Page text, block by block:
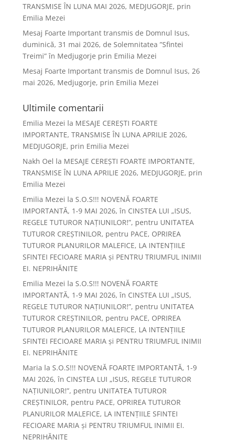
TRANSMISE ÎN LUNA MAI 2026, MEDJUGORJE, prin
Emilia Mezei
Mesaj Foarte Important transmis de Domnul Isus,
duminică, 31 mai 2026, de Solemnitatea ”Sfintei
Treimi” în Medjugorje prin Emilia Mezei
Mesaj Foarte Important transmis de Domnul Isus, 26
mai 2026, Medjugorje, prin Emilia Mezei
Ultimile comentarii
Emilia Mezei la MESAJE CEREȘTI FOARTE
IMPORTANTE, TRANSMISE ÎN LUNA APRILIE 2026,
MEDJUGORJE, prin Emilia Mezei
Nakh Oel la MESAJE CEREȘTI FOARTE IMPORTANTE,
TRANSMISE ÎN LUNA APRILIE 2026, MEDJUGORJE, prin
Emilia Mezei
Emilia Mezei la S.O.S!!! NOVENĂ FOARTE
IMPORTANTĂ, 1-9 MAI 2026, în CINSTEA LUI „ISUS,
REGELE TUTUROR NAȚIUNILOR!”, pentru UNITATEA
TUTUROR CREȘTINILOR, pentru PACE, OPRIREA
TUTUROR PLANURILOR MALEFICE, LA INTENȚIILE
SFINTEI FECIOARE MARIA și PENTRU TRIUMFUL INIMII
EI. NEPRIHĂNITE
Emilia Mezei la S.O.S!!! NOVENĂ FOARTE
IMPORTANTĂ, 1-9 MAI 2026, în CINSTEA LUI „ISUS,
REGELE TUTUROR NAȚIUNILOR!”, pentru UNITATEA
TUTUROR CREȘTINILOR, pentru PACE, OPRIREA
TUTUROR PLANURILOR MALEFICE, LA INTENȚIILE
SFINTEI FECIOARE MARIA și PENTRU TRIUMFUL INIMII
EI. NEPRIHĂNITE
Maria la S.O.S!!! NOVENĂ FOARTE IMPORTANTĂ, 1-9
MAI 2026, în CINSTEA LUI „ISUS, REGELE TUTUROR
NAȚIUNILOR!”, pentru UNITATEA TUTUROR
CREȘTINILOR, pentru PACE, OPRIREA TUTUROR
PLANURILOR MALEFICE, LA INTENȚIILE SFINTEI
FECIOARE MARIA și PENTRU TRIUMFUL INIMII EI.
NEPRIHĂNITE